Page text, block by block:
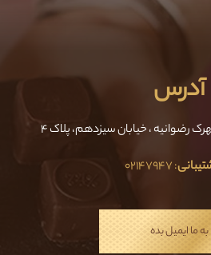
آدرس
رضوانیه ،‌ خیابان سیزدهم، پلاک ۴
: ٠٢١۴٧٩۴٧
به ما ایمیل بده